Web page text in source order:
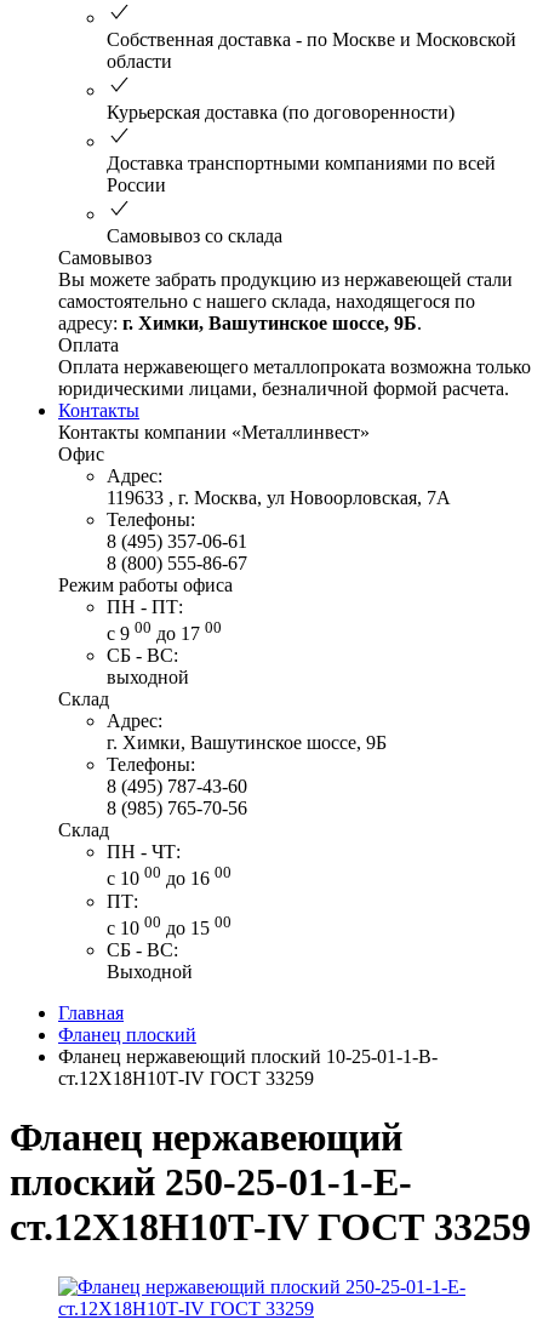
Собственная доставка - по Москве и Московской
области
Курьерская доставка (по договоренности)
Доставка транспортными компаниями по всей
России
Самовывоз со склада
Самовывоз
Вы можете забрать продукцию из нержавеющей стали
самостоятельно с нашего склада, находящегося по
адресу: г. Химки, Вашутинское шоссе, 9Б.
Оплата
Оплата нержавеющего металлопроката возможна только
юридическими лицами, безналичной формой расчета.
Контакты
Контакты компании «Металлинвест»
Офис
Адрес:
119633 , г. Москва, ул Новоорловская, 7А
Телефоны:
8 (495) 357-06-61
8 (800) 555-86-67
Режим работы офиса
ПН - ПТ:
с 9 00 до 17 00
СБ - ВС:
выходной
Склад
Адрес:
г. Химки, Вашутинское шоссе, 9Б
Телефоны:
8 (495) 787-43-60
8 (985) 765-70-56
Склад
ПН - ЧТ:
с 10 00 до 16 00
ПТ:
с 10 00 до 15 00
СБ - ВС:
Выходной
Главная
Фланец плоский
Фланец нержавеющий плоский 10-25-01-1-В-
ст.12Х18Н10Т-IV ГОСТ 33259
Фланец нержавеющий
плоский 250-25-01-1-Е-
ст.12Х18Н10Т-IV ГОСТ 33259